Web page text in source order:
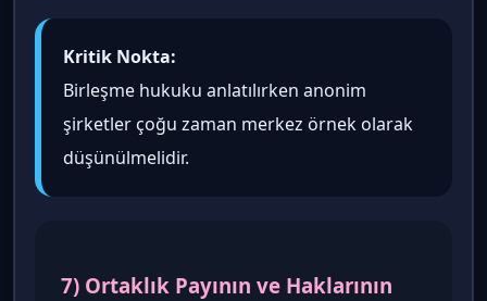
Kritik Nokta:
Birleşme hukuku anlatılırken anonim
şirketler çoğu zaman merkez örnek olarak
düşünülmelidir.
7) Ortaklık Payının ve Haklarının